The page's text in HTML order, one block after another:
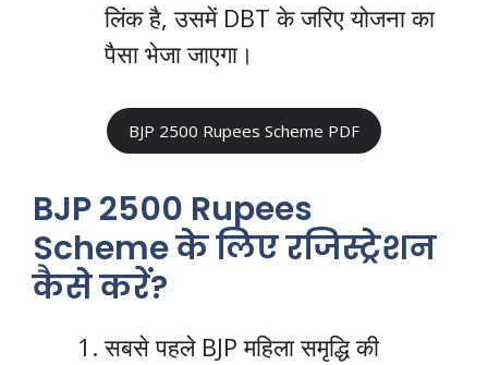
लिंक है, उसमें DBT के जरिए योजना का
पैसा भेजा जाएगा।
BJP 2500 Rupees Scheme PDF
BJP 2500 Rupees
Scheme के लिए रजिस्ट्रेशन
कैसे करें?
सबसे पहले BJP महिला समृद्धि की